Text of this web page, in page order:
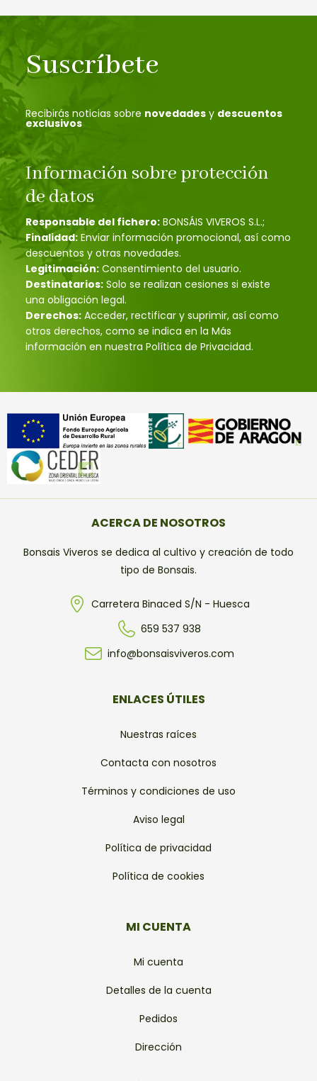
Suscríbete
Recibirás noticias sobre novedades y descuentos
exclusivos
Información sobre protección
de datos
Responsable del fichero: BONSÁIS VIVEROS S.L.;
Finalidad: Enviar información promocional, así como
descuentos y otras novedades.
Legitimación: Consentimiento del usuario.
Destinatarios: Solo se realizan cesiones si existe
una obligación legal.
Derechos: Acceder, rectificar y suprimir, así como
otros derechos, como se indica en la Más
información en nuestra Política de Privacidad.
ACERCA DE NOSOTROS
Bonsais Viveros se dedica al cultivo y creación de todo
tipo de Bonsais.
Carretera Binaced S/N - Huesca
659 537 938
info@bonsaisviveros.com
ENLACES ÚTILES
Nuestras raíces
Contacta con nosotros
Términos y condiciones de uso
Aviso legal
Política de privacidad
Política de cookies
MI CUENTA
Mi cuenta
Detalles de la cuenta
Pedidos
Dirección